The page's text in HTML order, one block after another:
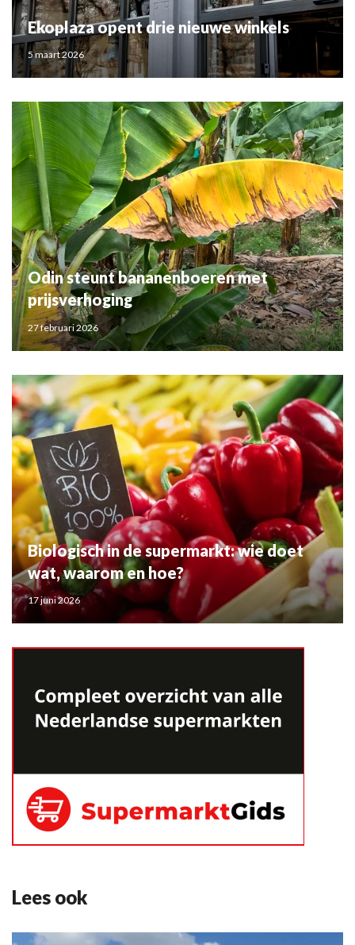
Ekoplaza opent drie nieuwe winkels
5 maart 2026
Odin steunt bananenboeren met
prijsverhoging
27 februari 2026
Biologisch in de supermarkt: wie doet
wat, waarom en hoe?
17 juni 2026
Lees ook